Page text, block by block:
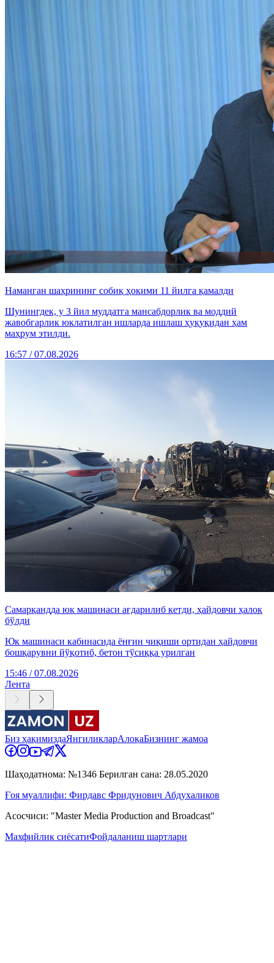
Наманган шаҳрининг собиқ ҳокими 11 йилга қамалди
Шунингдек, у 3 йил муддатга мансабдорлик ва моддий
жавобгарлик юклатилган ишларда ишлаш ҳуқуқидан ҳам
маҳрум этилди.
16:57 / 07.08.2026
Самарқандда юк машинаси ағдарилиб кетди, ҳайдовчи ҳалок
бўлди
Юк машинаси кабинасида ёнғин чиқиши ортидан ҳайдовчи
бошқарувни йўқотиб, бетон тўсиққа урилган
15:46 / 07.08.2026
Лента
Биз ҳақимиздаЯнгиликларАлоқаБизнинг жамоа
Шаҳодатнома: №1346 Берилган сана: 28.05.2020
Ғоя муаллифи: Фирдавс Фридунович Абдухаликов
Асосчиси: "Master Media Production and Broadcast"
Махфийлик сиёсатиФойдаланиш шартлари